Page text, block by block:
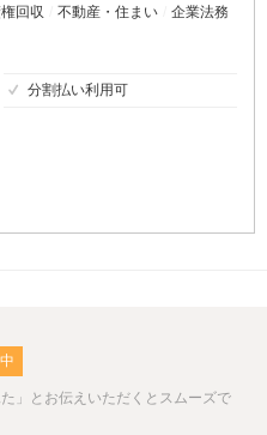
回収 不動産・住まい 企業法務
分割払い利用可
」とお伝えいただくとスムーズで